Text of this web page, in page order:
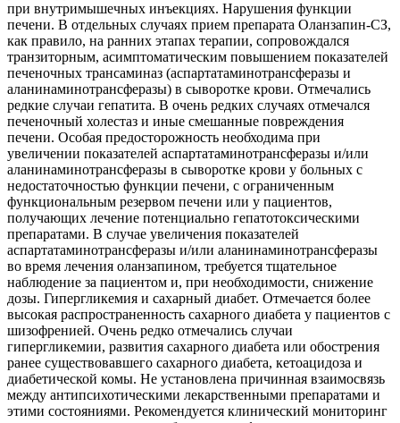
при внутримышечных инъекциях. Нарушения функции
печени. В отдельных случаях прием препарата Оланзапин-СЗ,
как правило, на ранних этапах терапии, сопровождался
транзиторным, асимптоматическим повышением показателей
печеночных трансаминаз (аспартатаминотрансферазы и
аланинаминотрансферазы) в сыворотке крови. Отмечались
редкие случаи гепатита. В очень редких случаях отмечался
печеночный холестаз и иные смешанные повреждения
печени. Особая предосторожность необходима при
увеличении показателей аспартатаминотрансферазы и/или
аланинаминотрансферазы в сыворотке крови у больных с
недостаточностью функции печени, с ограниченным
функциональным резервом печени или у пациентов,
получающих лечение потенциально гепатотоксическими
препаратами. В случае увеличения показателей
аспартатаминотрансферазы и/или аланинаминотрансферазы
во время лечения оланзапином, требуется тщательное
наблюдение за пациентом и, при необходимости, снижение
дозы. Гипергликемия и сахарный диабет. Отмечается более
высокая распространенность сахарного диабета у пациентов с
шизофренией. Очень редко отмечались случаи
гипергликемии, развития сахарного диабета или обострения
ранее существовавшего сахарного диабета, кетоацидоза и
диабетической комы. Не установлена причинная взаимосвязь
между антипсихотическими лекарственными препаратами и
этими состояниями. Рекомендуется клинический мониторинг